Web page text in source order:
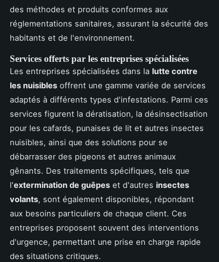
des méthodes et produits conformes aux
réglementations sanitaires, assurant la sécurité des
habitants et de l'environnement.
Services offerts par les entreprises spécialisées
Les entreprises spécialisées dans la lutte contre
les nuisibles offrent une gamme variée de services
adaptés à différents types d'infestations. Parmi ces
services figurent la dératisation, la désinsectisation
pour les cafards, punaises de lit et autres insectes
nuisibles, ainsi que des solutions pour se
débarrasser des pigeons et autres animaux
gênants. Des traitements spécifiques, tels que
l'extermination de guêpes et d'autres insectes
volants, sont également disponibles, répondant
aux besoins particuliers de chaque client. Ces
entreprises proposent souvent des interventions
d'urgence, permettant une prise en charge rapide
des situations critiques.